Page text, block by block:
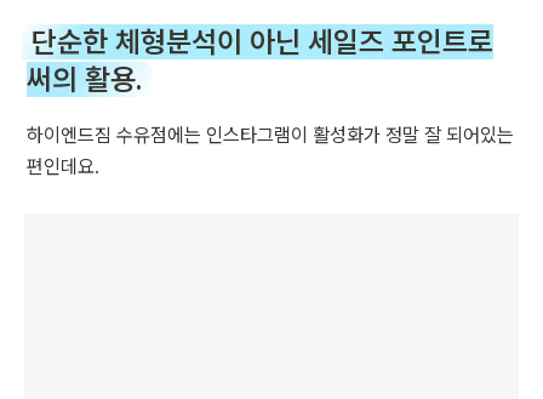
단순한 체형분석이 아닌 세일즈 포인트로
써의 활용.
하이엔드짐 수유점에는 인스타그램이 활성화가 정말 잘 되어있는
편인데요.